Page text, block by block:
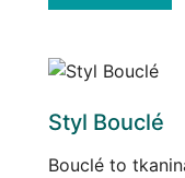
Styl Bouclé
Bouclé to